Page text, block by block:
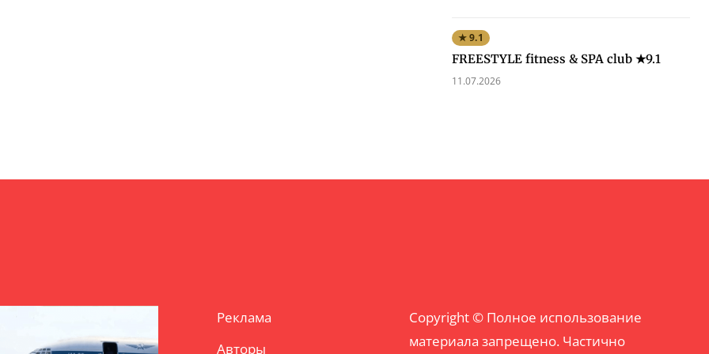
★ 9.1
FREESTYLE fitness & SPA club ★9.1
11.07.2026
Реклама
Авторы
Copyright © Полное использование
материала запрещено. Частично